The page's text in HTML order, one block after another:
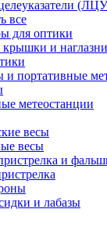
все
для оптики
и
и портативные
метеостанции
весы
весы
и
и лабазы